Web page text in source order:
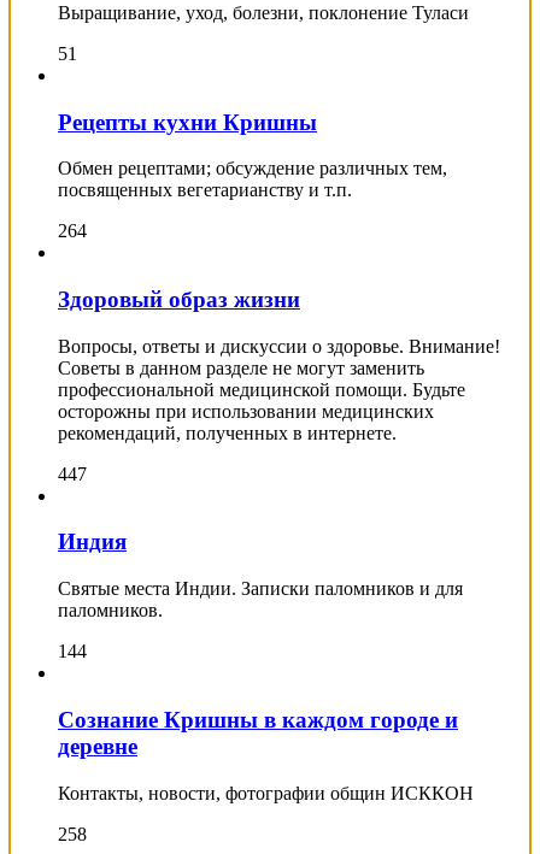
Выращивание, уход, болезни, поклонение Туласи
51
Рецепты кухни Кришны
Обмен рецептами; обсуждение различных тем,
посвященных вегетарианству и т.п.
264
Здоровый образ жизни
Вопросы, ответы и дискуссии о здоровье. Внимание!
Советы в данном разделе не могут заменить
профессиональной медицинской помощи. Будьте
осторожны при использовании медицинских
рекомендаций, полученных в интернете.
447
Индия
Святые места Индии. Записки паломников и для
паломников.
144
Сознание Кришны в каждом городе и
деревне
Контакты, новости, фотографии общин ИСККОН
258